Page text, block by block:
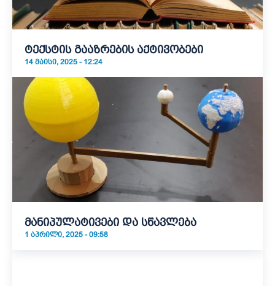
ტექსტის გააზრების აქტივობები
14 ᲛᲐᲘᲡᲘ, 2025 - 12:24
მანიპულატივები და სწავლება
1 ᲐᲞᲠᲘᲚᲘ, 2025 - 09:58